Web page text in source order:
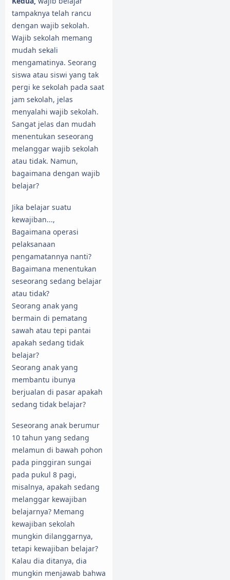
tampaknya telah rancu
dengan wajib sekolah.
Wajib sekolah memang
mudah sekali
mengamatinya. Seorang
siswa atau siswi yang tak
pergi ke sekolah pada saat
jam sekolah, jelas
menyalahi wajib sekolah.
Sangat jelas dan mudah
menentukan seseorang
melanggar wajib sekolah
atau tidak. Namun,
bagaimana dengan wajib
belajar?
Jika belajar suatu
kewajiban...,
Bagaimana operasi
pelaksanaan
pengamatannya nanti?
Bagaimana menentukan
seseorang sedang belajar
atau tidak?
Seorang anak yang
bermain di pematang
sawah atau tepi pantai
apakah sedang tidak
belajar?
Seorang anak yang
membantu ibunya
berjualan di pasar apakah
sedang tidak belajar?
Seseorang anak berumur
10 tahun yang sedang
melamun di bawah pohon
pada pinggiran sungai
pada pukul 8 pagi,
misalnya, apakah sedang
melanggar kewajiban
belajarnya? Memang
kewajiban sekolah
mungkin dilanggarnya,
tetapi kewajiban belajar?
Kalau dia ditanya, dia
mungkin menjawab bahwa